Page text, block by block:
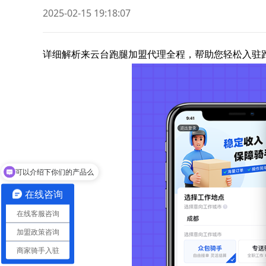
2025-02-15 19:18:07
详细解析来云台跑腿加盟代理全程，帮助您轻松入驻
在线咨询
在线客服咨询
加盟政策咨询
商家骑手入驻
可以介绍下你们的产品么